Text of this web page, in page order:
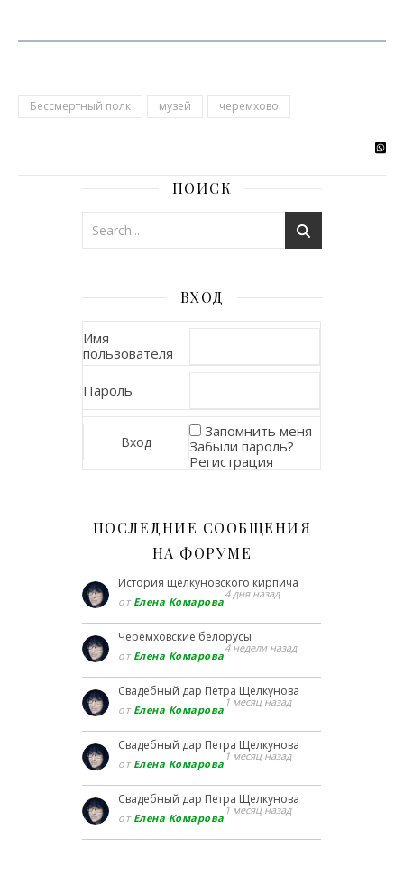
Бессмертный полк музей черемхово
ПОИСК
ВХОД
Имя
пользователя
Пароль
Запомнить меня
Забыли пароль?
Регистрация
ПОСЛЕДНИЕ СООБЩЕНИЯ
НА ФОРУМЕ
История щелкуновского кирпича
от Елена Комарова
4 дня назад
Черемховские белорусы
от Елена Комарова
4 недели назад
Свадебный дар Петра Щелкунова
от Елена Комарова
1 месяц назад
Свадебный дар Петра Щелкунова
от Елена Комарова
1 месяц назад
Свадебный дар Петра Щелкунова
от Елена Комарова
1 месяц назад